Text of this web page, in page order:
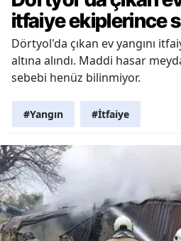
itfaiye ekiplerince
Dörtyol'da çıkan ev yangını
altına alındı. Maddi hasar
sebebi henüz bilinmiyor.
#Yangın #İtfaiye